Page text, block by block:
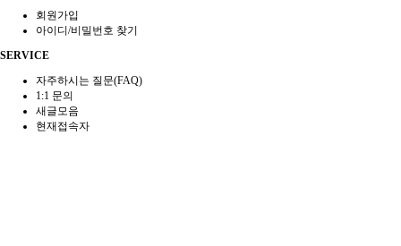
회원가입
아이디/비밀번호 찾기
SERVICE
자주하시는 질문(FAQ)
1:1 문의
새글모음
현재접속자